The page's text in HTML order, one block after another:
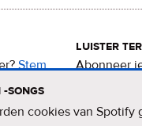
Stem
15.
luister
Abonneer
songs
cookies van Spotify